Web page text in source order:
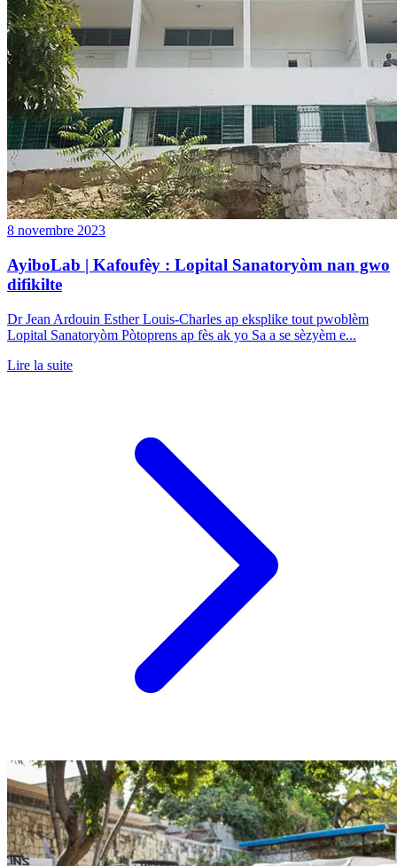
8 novembre 2023
AyiboLab | Kafoufèy : Lopital Sanatoryòm nan gwo
difikilte
Dr Jean Ardouin Esther Louis-Charles ap eksplike tout pwoblèm
Lopital Sanatoryòm Pòtoprens ap fès ak yo Sa a se sèzyèm e...
Lire la suite